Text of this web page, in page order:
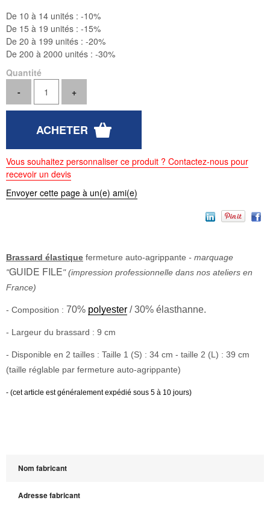
De 10 à 14 unités : -10%
De 15 à 19 unités : -15%
De 20 à 199 unités : -20%
De 200 à 2000 unités : -30%
Quantité
Vous souhaitez personnaliser ce produit ? Contactez-nous pour
recevoir un devis
Envoyer cette page à un(e) ami(e)
Brassard élastique fermeture auto-agrippante - marquage
"GUIDE FILE" (impression professionnelle dans nos ateliers en
France)
- Composition : 70% polyester / 30% élasthanne.
- Largeur du brassard : 9 cm
- Disponible en 2 tailles : Taille 1 (S) : 34 cm - taille 2 (L) : 39 cm
(taille réglable par fermeture auto-agrippante)
- (cet article est généralement expédié sous 5 à 10 jours)
Nom fabricant
Adresse fabricant